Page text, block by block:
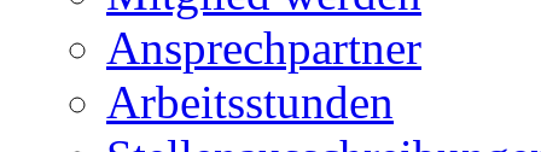
Ansprechpartner
Arbeitsstunden